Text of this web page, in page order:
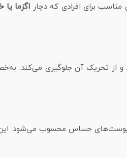
برای افرادی که دچار اگزما
از تحریک آن جلوگیری می‌کند.
پوست‌های حساس محسوب می‌شود.